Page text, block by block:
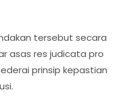
tersebut secara
asas res judicata pro
prinsip kepastian